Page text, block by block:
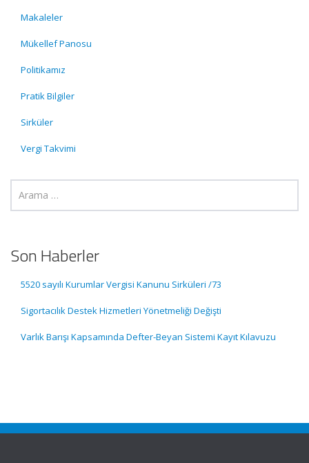
Makaleler
Mükellef Panosu
Politikamız
Pratik Bilgiler
Sirküler
Vergi Takvimi
Son Haberler
5520 sayılı Kurumlar Vergisi Kanunu Sirküleri /73
Sigortacılık Destek Hizmetleri Yönetmeliği Değişti
Varlık Barışı Kapsamında Defter-Beyan Sistemi Kayıt Kılavuzu